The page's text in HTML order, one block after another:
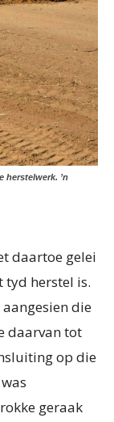
herstelwerk. ’n
daartoe gelei
tyd herstel is.
aangesien die
daarvan tot
op die
geraak